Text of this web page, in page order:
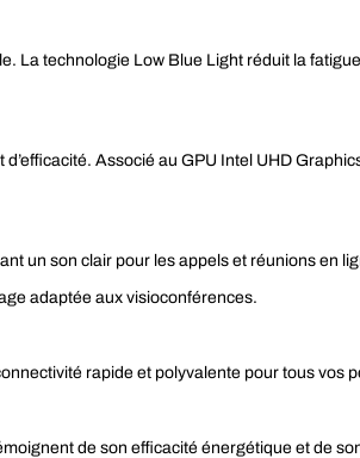
La technologie Low Blue Light réduit la
Associé au GPU Intel UHD
un son clair pour les appels et réunions en
adaptée aux visioconférences.
rapide et polyvalente pour tous vos
de son efficacité énergétique et de